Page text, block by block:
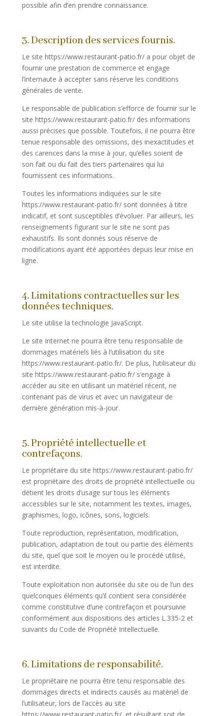
possible afin d’en prendre connaissance.
3. Description des services fournis.
Le site https://www.restaurant-patio.fr/ a pour objet de
fournir une prestation de commerce et engage
l’internaute à accepter sans réserve les conditions
générales de vente.
Le responsable de publication s’efforce de fournir sur le
site https://www.restaurant-patio.fr/ des informations
aussi précises que possible. Toutefois, il ne pourra être
tenue responsable des omissions, des inexactitudes et
des carences dans la mise à jour, qu’elles soient de
son fait ou du fait des tiers partenaires qui lui
fournissent ces informations.
Toutes les informations indiquées sur le site
https://www.restaurant-patio.fr/ sont données à titre
indicatif, et sont susceptibles d’évoluer. Par ailleurs, les
renseignements figurant sur le site ne sont pas
exhaustifs. Ils sont donnés sous réserve de
modifications ayant été apportées depuis leur mise en
ligne.
4. Limitations contractuelles sur les
données techniques.
Le site utilise la technologie JavaScript.
Le site Internet ne pourra être tenu responsable de
dommages matériels liés à l’utilisation du site
https://www.restaurant-patio.fr/. De plus, l’utilisateur du
site https://www.restaurant-patio.fr/ s’engage à
accéder au site en utilisant un matériel récent, ne
contenant pas de virus et avec un navigateur de
dernière génération mis-à-jour.
5. Propriété intellectuelle et
contrefaçons.
Le propriétaire du site https://www.restaurant-patio.fr/
est propriétaire des droits de propriété intellectuelle ou
détient les droits d’usage sur tous les éléments
accessibles sur le site, notamment les textes, images,
graphismes, logo, icônes, sons, logiciels.
Toute reproduction, représentation, modification,
publication, adaptation de tout ou partie des éléments
du site, quel que soit le moyen ou le procédé utilisé,
est interdite.
Toute exploitation non autorisée du site ou de l’un des
quelconques éléments qu’il contient sera considérée
comme constitutive d’une contrefaçon et poursuivie
conformément aux dispositions des articles L.335-2 et
suivants du Code de Propriété Intellectuelle.
6. Limitations de responsabilité.
Le propriétaire ne pourra être tenu responsable des
dommages directs et indirects causés au matériel de
l’utilisateur, lors de l’accès au site